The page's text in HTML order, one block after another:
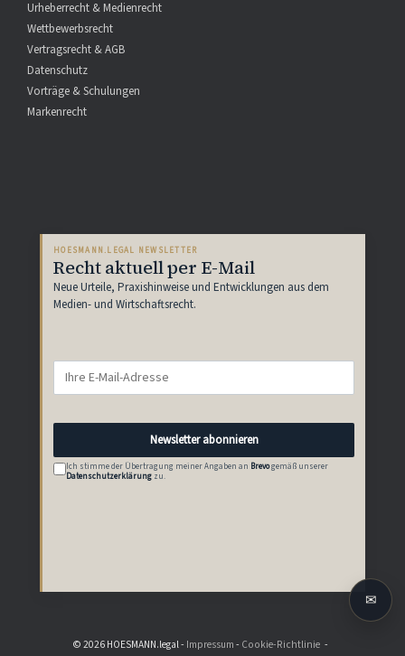
Urheberrecht & Medienrecht
Wettbewerbsrecht
Vertragsrecht & AGB
Datenschutz
Vorträge & Schulungen
Markenrecht
HOESMANN.LEGAL NEWSLETTER
Recht aktuell per E-Mail
Neue Urteile, Praxishinweise und Entwicklungen aus dem
Medien- und Wirtschaftsrecht.
Newsletter abonnieren
Ich stimme der Übertragung meiner Angaben an Brevogemäß unserer
Datenschutzerklärung zu.
© 2026 HOESMANN.legal - Impressum- Cookie-Richtlinie
✉